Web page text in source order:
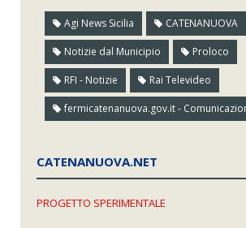
Agi News Sicilia CATENANUOVA
Notizie dal Municipio Proloco
RFI - Notizie Rai Televideo
fermicatenanuova.gov.it -
CATENANUOVA.NET
PROGETTO SPERIMENTALE